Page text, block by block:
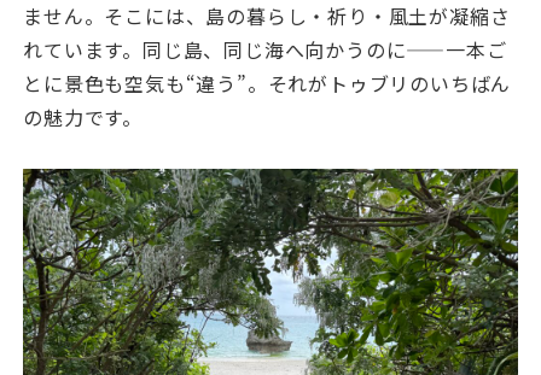
ません。そこには、島の暮らし・祈り・風土が凝縮さ
れています。同じ島、同じ海へ向かうのに——一本ご
とに景色も空気も“違う”。それがトゥブリのいちばん
の魅力です。